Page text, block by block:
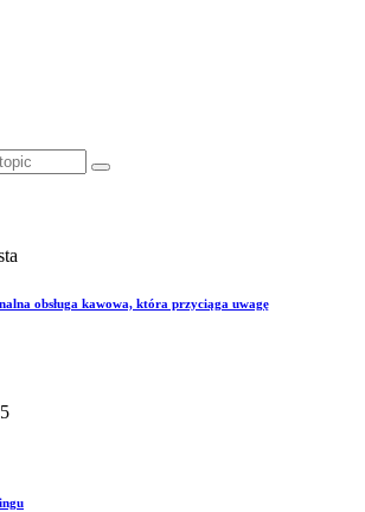
obsługa kawowa, która przyciąga uwagę